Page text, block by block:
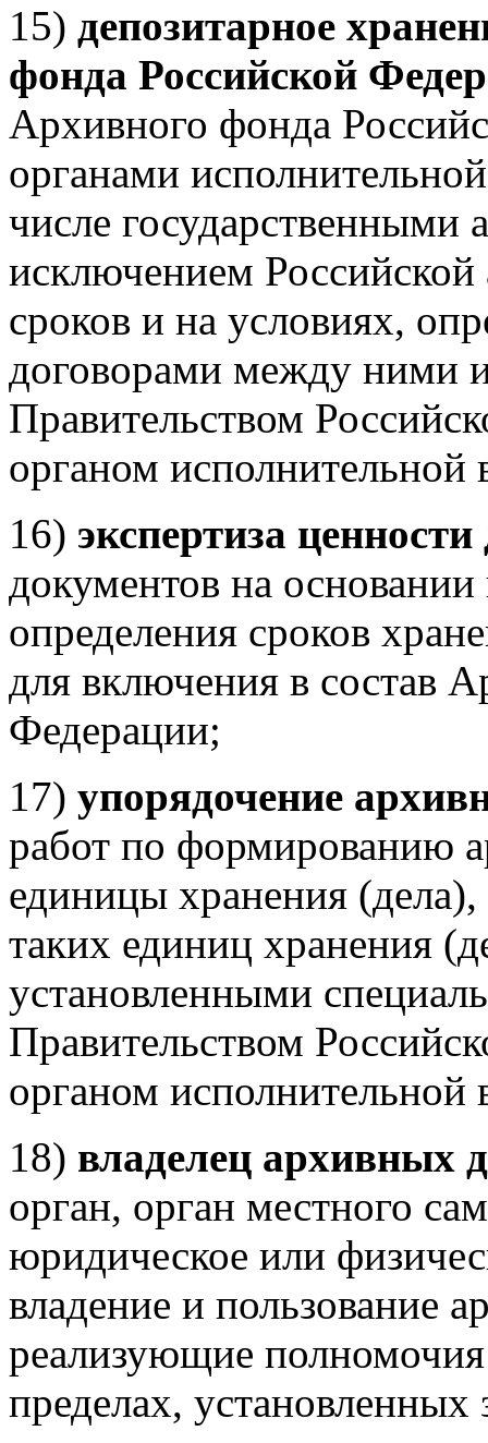
15) депозитарное
фонда Российской
Архивного фонда
органами
числе государственными
исключением Российской
сроков и на условиях,
договорами между ними
Правительством
органом исполнительной
16) экспертиза
документов на
определения сроков
для включения в состав
Федерации;
17) упорядочение
работ по формированию
единицы хранения
таких единиц хранения
установленными
Правительством
органом исполнительной
18) владелец архивных
орган, орган местного
юридическое или
владение и пользование
реализующие
пределах,